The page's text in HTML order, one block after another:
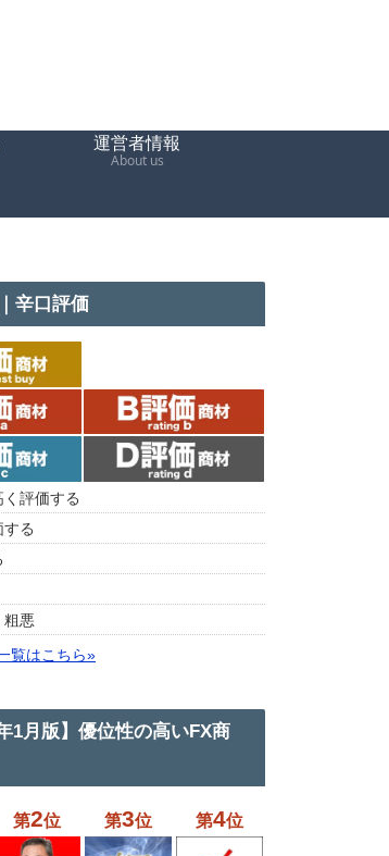
運営者情報
About us
辛口評価
く評価する
する
粗悪
覧はこちら»
1月版】優位性の高いFX商
第2位 第3位 第4位